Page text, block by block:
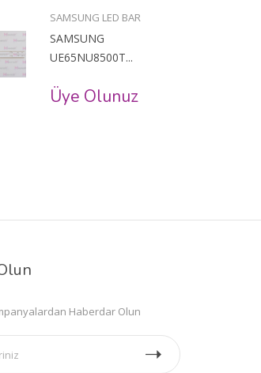
SAMSUNG LED BAR
SAMSUNG
UE65NU8500T...
Üye Olunuz
Haberdar Olun